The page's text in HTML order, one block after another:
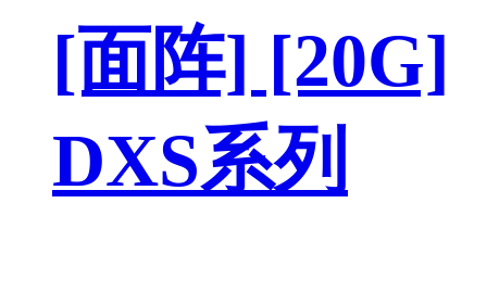
[面阵] [20G]
DXS系列